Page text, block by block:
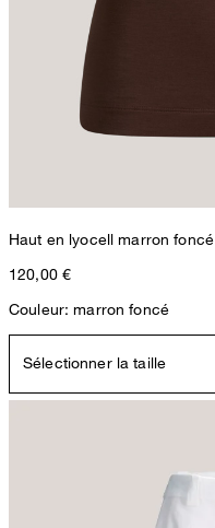
Haut en lyocell marron foncé
120,00 €
Couleur: marron foncé
Sélectionner la taille